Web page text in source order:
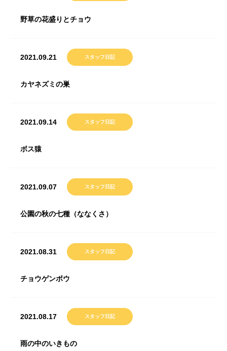
野草の花盛りとチョウ
2021.09.21 スタッフ日記
カヤネズミの巣
2021.09.14 スタッフ日記
ボス猿
2021.09.07 スタッフ日記
公園の秋の七種（ななくさ）
2021.08.31 スタッフ日記
チョウゲンボウ
2021.08.17 スタッフ日記
雨の中のいきもの